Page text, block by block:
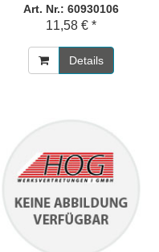
Art. Nr.: 60930106
11,58 € *
Details